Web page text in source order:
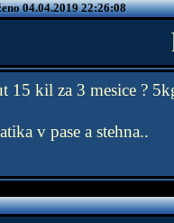
04.04.2019 22:26:08
15 kil za 3 mesice ?
v pase a stehna..